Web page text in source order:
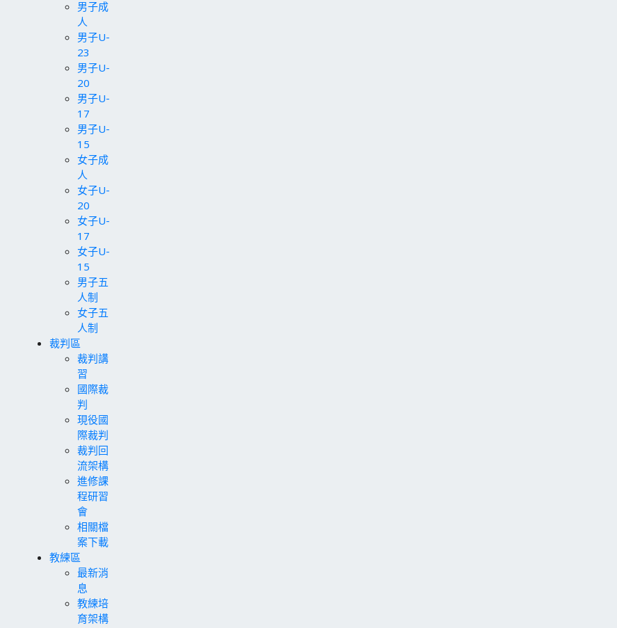
男子成
人
男子U-
23
男子U-
20
男子U-
17
男子U-
15
女子成
人
女子U-
20
女子U-
17
女子U-
15
男子五
人制
女子五
人制
裁判區
裁判講
習
國際裁
判
現役國
際裁判
裁判回
流架構
進修課
程研習
會
相關檔
案下載
教練區
最新消
息
教練培
育架構